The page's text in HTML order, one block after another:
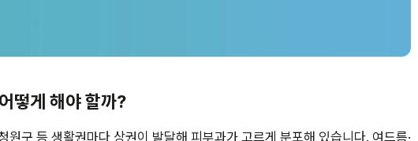
떻게 해야 할까?
원구 등 생활권마다 상권이 발달해 피부과가 고르게 분포해 있습니다. 여드름·